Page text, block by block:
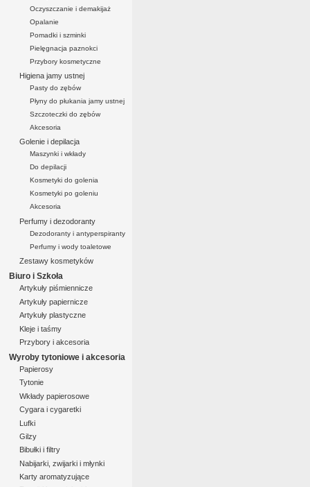
Oczyszczanie i demakijaż
Opalanie
Pomadki i szminki
Pielęgnacja paznokci
Przybory kosmetyczne
Higiena jamy ustnej
Pasty do zębów
Płyny do płukania jamy ustnej
Szczoteczki do zębów
Akcesoria
Golenie i depilacja
Maszynki i wkłady
Do depilacji
Kosmetyki do golenia
Kosmetyki po goleniu
Akcesoria
Perfumy i dezodoranty
Dezodoranty i antyperspiranty
Perfumy i wody toaletowe
Zestawy kosmetyków
Biuro i Szkoła
Artykuły piśmiennicze
Artykuły papiernicze
Artykuły plastyczne
Kleje i taśmy
Przybory i akcesoria
Wyroby tytoniowe i akcesoria
Papierosy
Tytonie
Wkłady papierosowe
Cygara i cygaretki
Lufki
Gilzy
Bibułki i filtry
Nabijarki, zwijarki i młynki
Karty aromatyzujące